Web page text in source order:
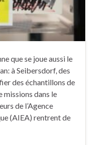
que se joue aussi le
à Seibersdorf, des
des échantillons de
dans le
de l’Agence
(AIEA) rentrent de